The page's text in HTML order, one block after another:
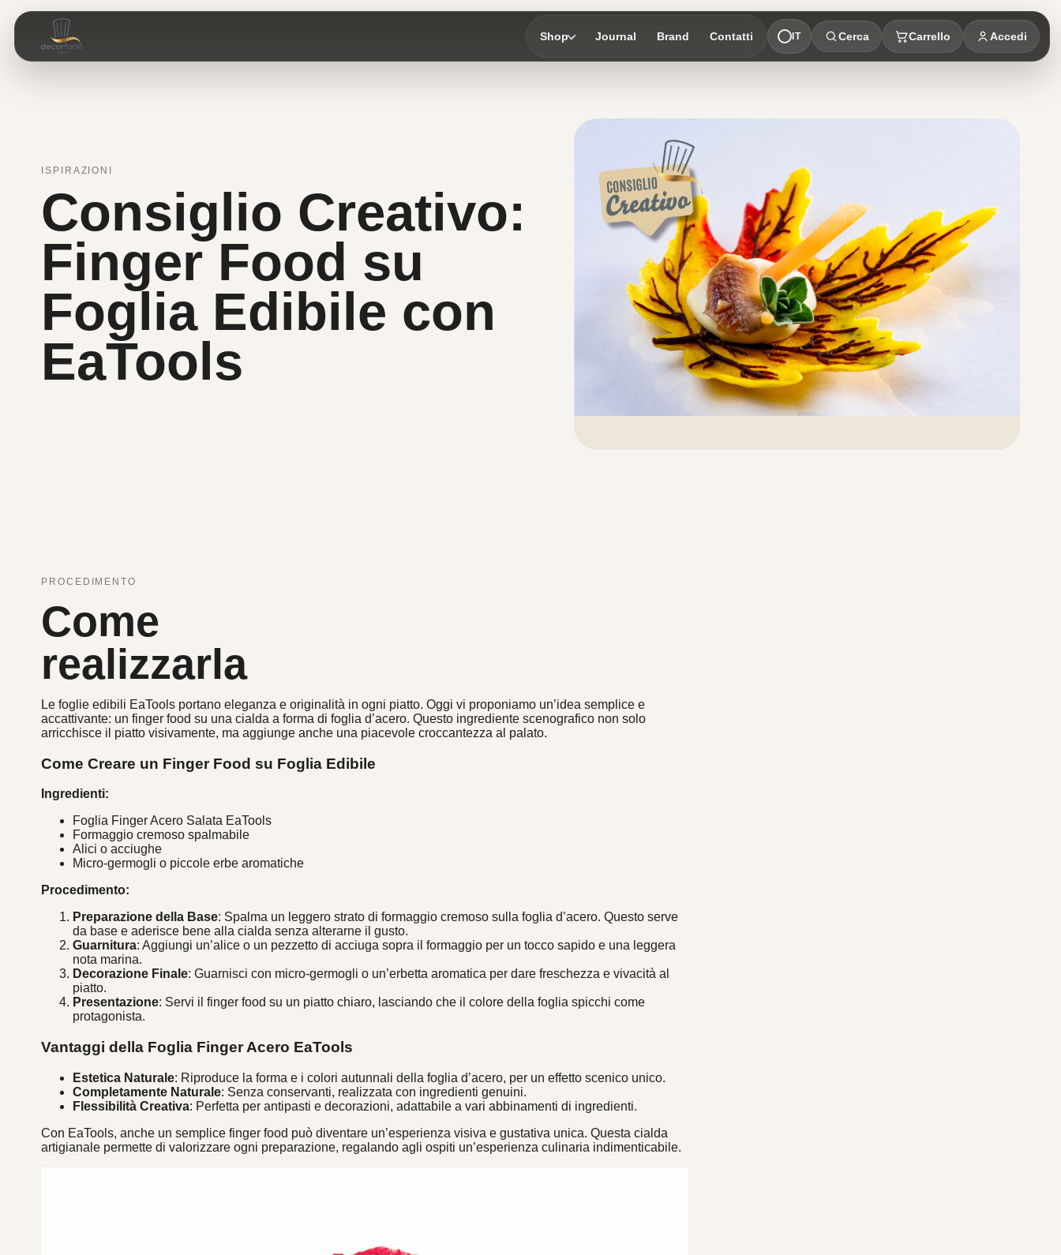
Shop Journal Brand Contatti IT Cerca Carrello Accedi
ISPIRAZIONI
Consiglio Creativo:
Finger Food su
Foglia Edibile con
EaTools
PROCEDIMENTO
Come
realizzarla
Le foglie edibili EaTools portano eleganza e originalità in ogni piatto. Oggi vi proponiamo un’idea semplice e
accattivante: un finger food su una cialda a forma di foglia d’acero. Questo ingrediente scenografico non solo
arricchisce il piatto visivamente, ma aggiunge anche una piacevole croccantezza al palato.
Come Creare un Finger Food su Foglia Edibile
Ingredienti:
Foglia Finger Acero Salata EaTools
Formaggio cremoso spalmabile
Alici o acciughe
Micro-germogli o piccole erbe aromatiche
Procedimento:
Preparazione della Base: Spalma un leggero strato di formaggio cremoso sulla foglia d’acero. Questo serve
da base e aderisce bene alla cialda senza alterarne il gusto.
Guarnitura: Aggiungi un’alice o un pezzetto di acciuga sopra il formaggio per un tocco sapido e una leggera
nota marina.
Decorazione Finale: Guarnisci con micro-germogli o un’erbetta aromatica per dare freschezza e vivacità al
piatto.
Presentazione: Servi il finger food su un piatto chiaro, lasciando che il colore della foglia spicchi come
protagonista.
Vantaggi della Foglia Finger Acero EaTools
Estetica Naturale: Riproduce la forma e i colori autunnali della foglia d’acero, per un effetto scenico unico.
Completamente Naturale: Senza conservanti, realizzata con ingredienti genuini.
Flessibilità Creativa: Perfetta per antipasti e decorazioni, adattabile a vari abbinamenti di ingredienti.
Con EaTools, anche un semplice finger food può diventare un’esperienza visiva e gustativa unica. Questa cialda
artigianale permette di valorizzare ogni preparazione, regalando agli ospiti un’esperienza culinaria indimenticabile.